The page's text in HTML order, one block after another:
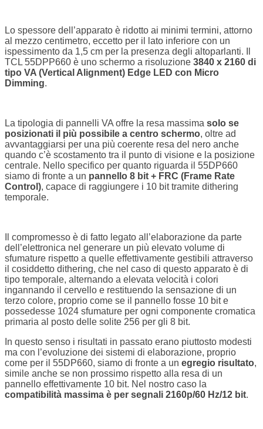
Lo spessore dell’apparato è ridotto ai minimi termini, attorno
al mezzo centimetro, eccetto per il lato inferiore con un
ispessimento da 1,5 cm per la presenza degli altoparlanti. Il
TCL 55DPP660 è uno schermo a risoluzione 3840 x 2160 di
tipo VA (Vertical Alignment) Edge LED con Micro
Dimming.
La tipologia di pannelli VA offre la resa massima solo se
posizionati il più possibile a centro schermo, oltre ad
avvantaggiarsi per una più coerente resa del nero anche
quando c’è scostamento tra il punto di visione e la posizione
centrale. Nello specifico per quanto riguarda il 55DP660
siamo di fronte a un pannello 8 bit + FRC (Frame Rate
Control), capace di raggiungere i 10 bit tramite dithering
temporale.
Il compromesso è di fatto legato all’elaborazione da parte
dell’elettronica nel generare un più elevato volume di
sfumature rispetto a quelle effettivamente gestibili attraverso
il cosiddetto dithering, che nel caso di questo apparato è di
tipo temporale, alternando a elevata velocità i colori
ingannando il cervello e restituendo la sensazione di un
terzo colore, proprio come se il pannello fosse 10 bit e
possedesse 1024 sfumature per ogni componente cromatica
primaria al posto delle solite 256 per gli 8 bit.
In questo senso i risultati in passato erano piuttosto modesti
ma con l’evoluzione dei sistemi di elaborazione, proprio
come per il 55DP660, siamo di fronte a un egregio risultato,
simile anche se non prossimo rispetto alla resa di un
pannello effettivamente 10 bit. Nel nostro caso la
compatibilità massima è per segnali 2160p/60 Hz/12 bit.